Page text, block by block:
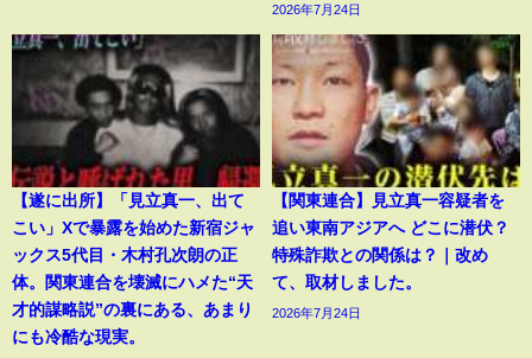
2026年7月24日
【遂に出所】「見立真一、出て
こい」Xで暴露を始めた新宿ジャ
ックス5代目・木村孔次朗の正
体。関東連合を壊滅にハメた“天
才的謀略説”の裏にある、あまり
にも冷酷な現実。
【関東連合】見立真一容疑者を
追い東南アジアへ どこに潜伏？
特殊詐欺との関係は？｜改め
て、取材しました。
2026年7月24日